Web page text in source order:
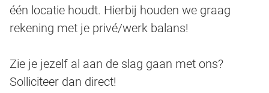
één locatie houdt. Hierbij houden we graag
rekening met je privé/werk balans!
Zie je jezelf al aan de slag gaan met ons?
Solliciteer dan direct!